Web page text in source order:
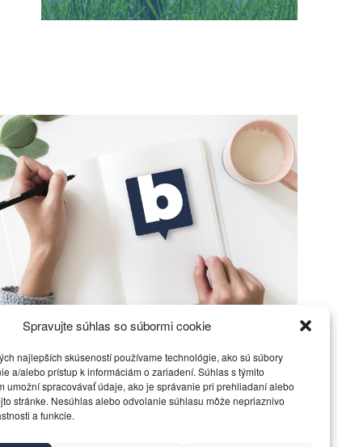
Spravujte súhlas so súbormi cookie
najlepších skúseností používame technológie, ako sú súbory
a/alebo prístup k informáciám o zariadení. Súhlas s týmito
umožní spracovávať údaje, ako je správanie pri prehliadaní alebo
stránke. Nesúhlas alebo odvolanie súhlasu môže nepriaznivo
a funkcie.
si SMER neprizná prešľap železníc
6. februára 2015